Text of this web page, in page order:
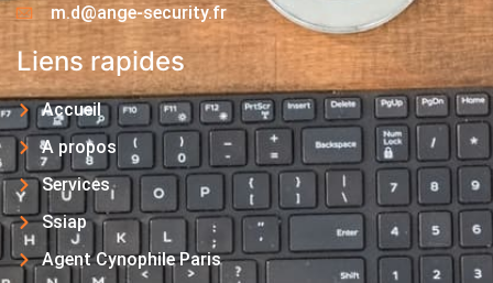
m.d@ange-security.fr
Liens rapides
Accueil
A propos
Services
Ssiap
Agent Cynophile Paris